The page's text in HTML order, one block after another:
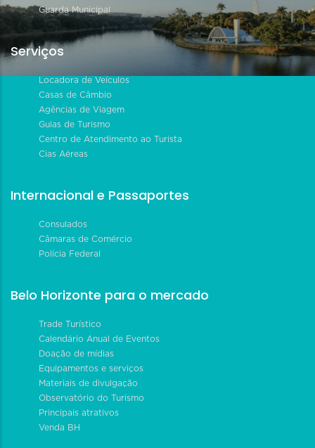
Guarda Municipal
Serviços
Locadora de Veículos
Casas de Câmbio
Agências de Viagem
Guias de Turismo
Centro de Atendimento ao Turista
Cias Aéreas
Internacional e Passaportes
Consulados
Câmaras de Comércio
Polícia Federal
Belo Horizonte para o mercado
Trade Turístico
Calendário Anual de Eventos
Doação de mídias
Equipamentos e serviços
Materiais de divulgação
Observatório do Turismo
Principais atrativos
Venda BH